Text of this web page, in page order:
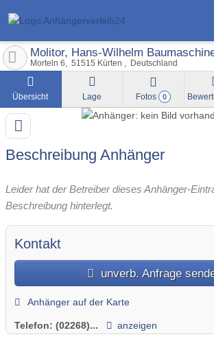
Molitor, Hans-Wilhelm
Morteln 6 51515 Kürten Deutschland
Übersicht Lage Fotos 0
Beschreibung Anhänger
Leider hat der Betreiber dieses Anhänger-
Beschreibung hinterlegt.
Kontakt
unverb. Anfrage
Anhänger auf der Karte
Telefon: (02268)... anzeigen